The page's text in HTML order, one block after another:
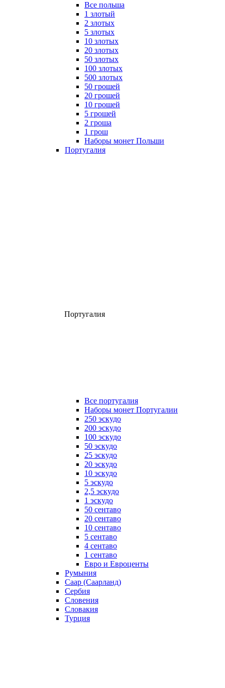
Все польша
1 злотый
2 злотых
5 злотых
10 злотых
20 злотых
50 злотых
100 злотых
500 злотых
50 грошей
20 грошей
10 грошей
5 грошей
2 гроша
1 грош
Наборы монет Польши
Португалия
Португалия
Все португалия
Наборы монет Португалии
250 эскудо
200 эскудо
100 эскудо
50 эскудо
25 эскудо
20 эскудо
10 эскудо
5 эскудо
2,5 эскудо
1 эскудо
50 сентаво
20 сентаво
10 сентаво
5 сентаво
4 сентаво
1 сентаво
Евро и Евроценты
Румыния
Саар (Саарланд)
Сербия
Словения
Словакия
Турция